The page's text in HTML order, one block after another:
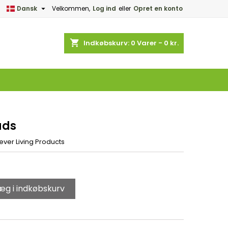
Velkommen, Log ind eller Opret en konto
Dansk 
shopping_cart Indkøbskurv: 0 Varer - 0 kr.
Living Products
i indkøbskurv